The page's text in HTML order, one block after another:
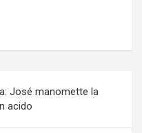
José manomette la
acido